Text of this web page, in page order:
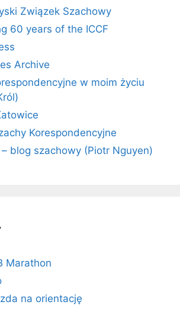
Związek Szachowy
60 years of the ICCF
Archive
w moim życiu
Korespondencyjne
blog szachowy (Piotr Nguyen)
Marathon
na orientację